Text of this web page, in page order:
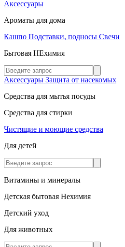
Аксессуары
Ароматы для дома
Кашпо Подставки, подносы Свечи
Бытовая НЕхимия
Аксессуары Защита от насекомых
Средства для мытья посуды
Средства для стирки
Чистящие и моющие средства
Для детей
Витамины и минералы
Детская бытовая Нехимия
Детский уход
Для животных